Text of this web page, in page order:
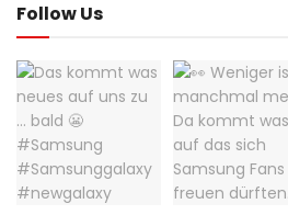
Follow Us